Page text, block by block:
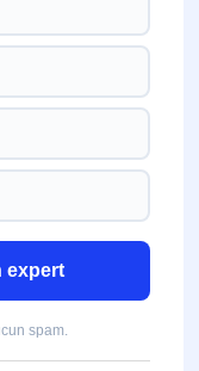
expert
spam.